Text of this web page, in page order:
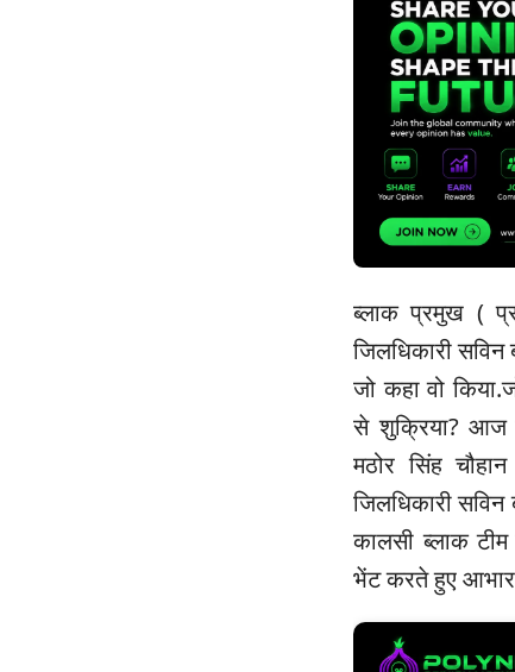
ब्लाक प्रमुख (
जिलधिकारी
जो कहा वो
से शुक्रिया? आज
मठोर सिंह
जिलधिकारी
कालसी ब्लाक
भेंट करते हुए आभार